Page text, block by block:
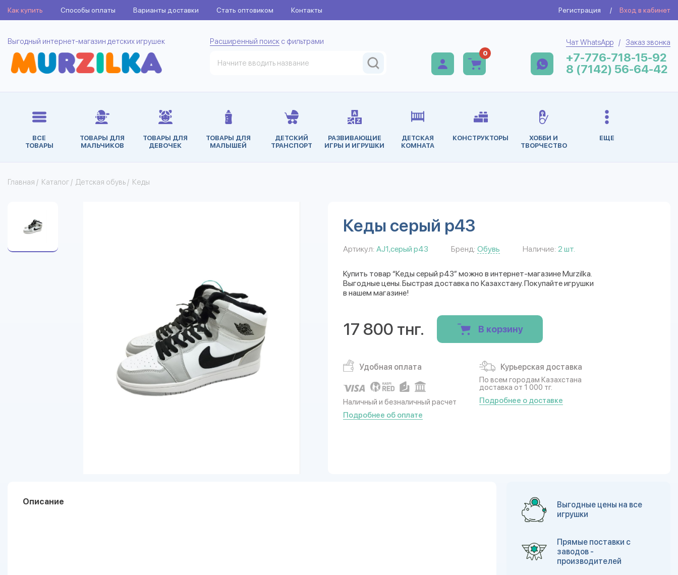
Как купить Способы оплаты Варианты доставки Стать оптовиком Контакты Регистрация / Вход в кабинет
Выгодный интернет-магазин детских игрушек Расширенный поиск с фильтрами
0
Чат WhatsApp / Заказ звонка
+7-776-718-15-92
8 (7142) 56-64-42
ВСЕ
ТОВАРЫ
ТОВАРЫ ДЛЯ
МАЛЬЧИКОВ
ТОВАРЫ ДЛЯ
ДЕВОЧЕК
ТОВАРЫ ДЛЯ
МАЛЫШЕЙ
ДЕТСКИЙ
ТРАНСПОРТ
РАЗВИВАЮЩИЕ
ИГРЫ И ИГРУШКИ
ДЕТСКАЯ
КОМНАТА
КОНСТРУКТОРЫ
ХОББИ И
ТВОРЧЕСТВО
ЕЩЕ
Главная / Каталог / Детская обувь / Кеды
Кеды серый р43
Артикул: AJ1,серый р43 Бренд: Обувь Наличие: 2 шт.
Купить товар “Кеды серый р43” можно в интернет-магазине Murzilka.
Выгодные цены. Быстрая доставка по Казахстану. Покупайте игрушки
в нашем магазине!
17 800 тнг. В корзину
Удобная оплата
Наличный и безналичный расчет
Подробнее об оплате
Курьерская доставка
По всем городам Казахстана
доставка от 1 000 тг.
Подробнее о доставке
Описание
Выгодные цены на все
игрушки
Прямые поставки с
заводов -
производителей